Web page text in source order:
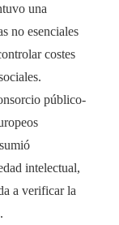
una
no esenciales
costes
público-
intelectual,
a verificar la